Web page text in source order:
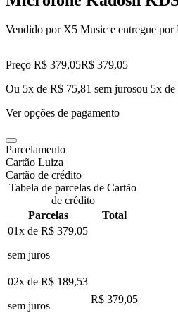
Vendido porX5 Music e entregue por
Preço R$ 379,05R$ 379,05
Ou 5x de R$ 75,81 sem jurosou 5x de
Ver opções de pagamento
Parcelamento
Cartão Luiza
Cartão de crédito
Tabela de parcelas de Cartão
de crédito
Parcelas
Total
01x de R$ 379,05
sem juros
02x de R$ 189,53
sem juros
R$ 379,05